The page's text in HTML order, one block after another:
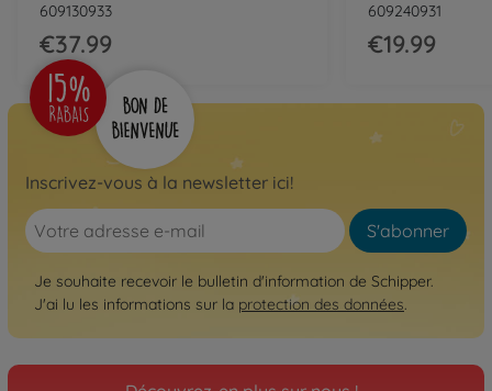
609130933
€37.99
609240931
€19.99
Inscrivez-vous à la newsletter ici!
S'abonner
Je souhaite recevoir le bulletin d'information de Schipper.
J'ai lu les informations sur la protection des données.